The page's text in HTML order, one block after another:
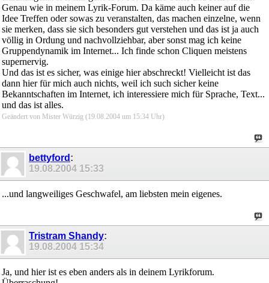
Genau wie in meinem Lyrik-Forum. Da käme auch keiner auf die
Idee Treffen oder sowas zu veranstalten, das machen einzelne, wenn
sie merken, dass sie sich besonders gut verstehen und das ist ja auch
völlig in Ordung und nachvollziehbar, aber sonst mag ich keine
Gruppendynamik im Internet... Ich finde schon Cliquen meistens
supernervig.
Und das ist es sicher, was einige hier abschreckt! Vielleicht ist das
dann hier für mich auch nichts, weil ich such sicher keine
Bekanntschaften im Internet, ich interessiere mich für Sprache, Text...
und das ist alles.
Geändert von Mister Würzig (19.08.2004 um 15:34 Uhr)
bettyford :
19.08.2004 15:33
...und langweiliges Geschwafel, am liebsten mein eigenes.
Tristram Shandy:
19.08.2004 15:34
Ja, und hier ist es eben anders als in deinem Lyrikforum.